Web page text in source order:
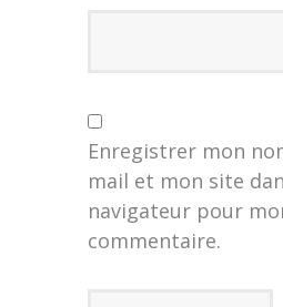
Enregistrer mon
mail et mon site
navigateur pour
commentaire.